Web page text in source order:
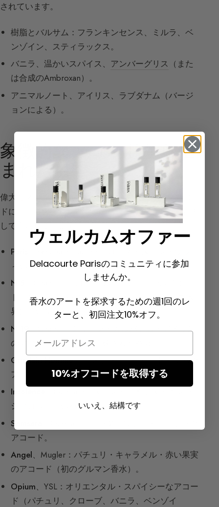
されています。
樹脂とバルサム：フランキンセンス、ミルラ、ベ
ンゾイン、スティラックス。
バニラ、温かいスパイス、 アンバーグリス （また
は合成のAmbroxan）。
アニマルノート、アイリス、ラブダナム（バージ
ョンによる）。
象徴的なアコードから生
まれた名香
偉大なメゾンはそれぞれ、印象的で識別可能なアコー
ドによって伝説を築いてきました。その多くは秘密と
して守られています：
Paris
ィのアコード（街への賛歌）。
N°5
、Chanel：フローラル・アルデヒドのアコー
ド（ローズ、ジャスミン、イランイラン）。香水
界に革命をもたらしました。
N°19、Chanel：グリーン・ガルバナム・アイリス
のアコード。クールで洗練された香り。
Guerlain Homme：フレッシュなモヒートとラムの
アコード。
Insolence
ジブロッサムのパウダリーなアコード。
Samsara
アコード。
Angel、Mugler：パチュリ・キャラメル・赤い果実
のアコード（初のグルマン香水）。
Opium、YSL：オリエンタル・スパイシーなアコー
ド（パチュリ、クローブ、バニラ、ベンゾイ
ウェルカムオファー
Delacourte Parisのコミュニティに参加
しませんか。
香水のアートを探求するための週1回のレ
ターと、初回注文10%オフ。
Email
10%オフコードを取得する
いいえ、結構です